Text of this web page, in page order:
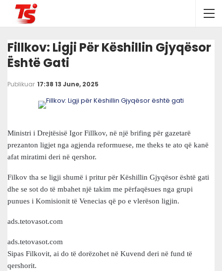
Fillkov: Ligji Për Këshillin Gjyqësor
Është Gati
Publikuar 17:38 13 June, 2025
Ministri i Drejtësisë Igor Fillkov, në një brifing për gazetarë
prezanton ligjet nga agjenda reformuese, me theks te ato që kanë
afat miratimi deri në qershor.
Filkov tha se ligji shumë i pritur për Këshillin Gjyqësor është gati
dhe se sot do të mbahet një takim me përfaqësues nga grupi
punues i Komisionit të Venecias që po e vlerëson ligjin.
ads.tetovasot.com
ads.tetovasot.com
Sipas Filkovit, ai do të dorëzohet në Kuvend deri në fund të
qershorit.